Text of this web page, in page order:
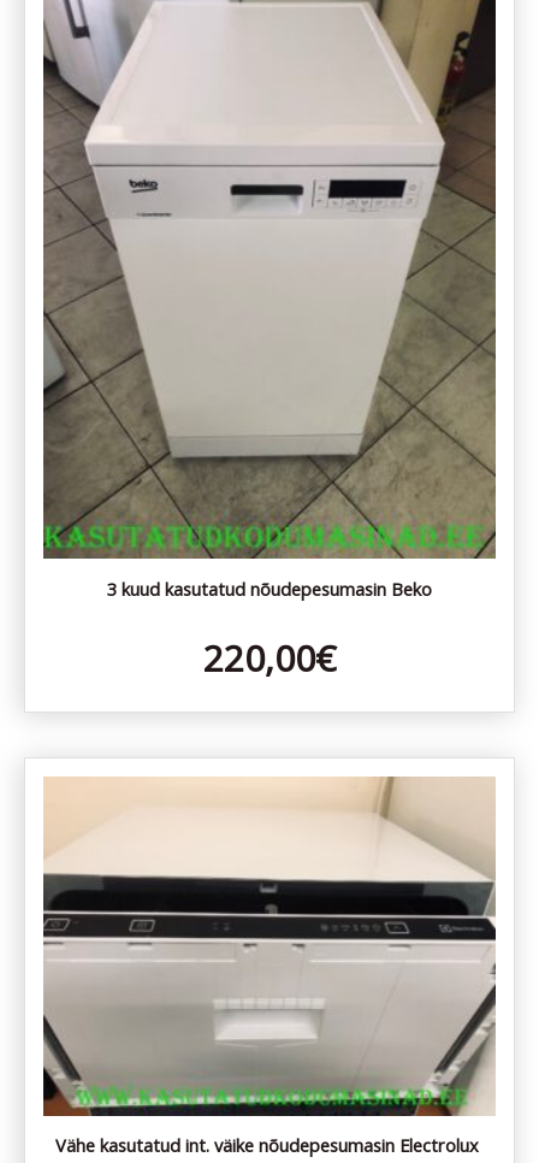
3 kuud kasutatud nõudepesumasin Beko
220,00€
Vähe kasutatud int. väike nõudepesumasin Electrolux